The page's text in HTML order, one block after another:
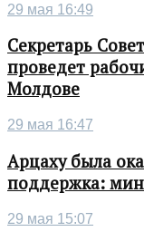
29 мая 16:49
Секретарь
проведет
Молдове
29 мая 16:47
Арцаху была
поддержка:
29 мая 15:07